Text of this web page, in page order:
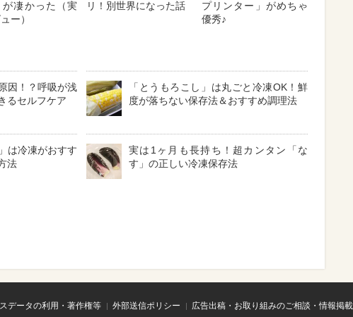
が凄かった（実
ー）
リ！別世界になった話
プリンター」がめちゃ
優秀♪
因！？呼吸が浅
るセルフケア
「とうもろこし」は丸ごと冷凍OK！鮮
度が落ちない保存法＆おすすめ調理法
は冷凍がおすす
法
実は1ヶ月も長持ち！超カンタン「な
す」の正しい冷凍保存法
データの利用・著作権等 外部送信ポリシー 広告出稿・お取り組みのご相談・情報掲